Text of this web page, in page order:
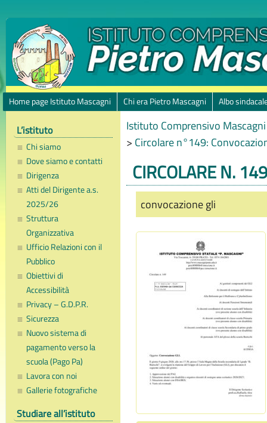
Home page Istituto Mascagni Chi era Pietro Mascagni Albo
L’istituto
Chi siamo
Dove siamo e contatti
Dirigenza
Atti del Dirigente a.s.
2025/26
Struttura
Organizzativa
Ufficio Relazioni con il
Pubblico
Obiettivi di
Accessibilità
Privacy – G.D.P.R.
Sicurezza
Nuovo sistema di
pagamento verso la
scuola (Pago Pa)
Lavora con noi
Gallerie fotografiche
Studiare all’istituto
Istituto Comprensivo
> Circolare n°149:
CIRCOLARE N.
convocazione gli